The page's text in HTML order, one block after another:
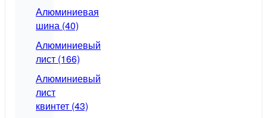
Алюминиевая
шина (40)
Алюминиевый
лист (166)
Алюминиевый
лист
квинтет (43)